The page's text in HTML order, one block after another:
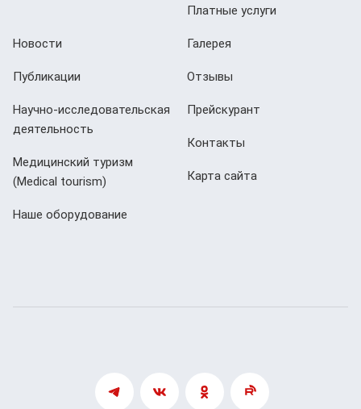
Платные услуги
Новости
Публикации
Научно-исследовательская
деятельность
Медицинский туризм
(Мedical tourism)
Наше оборудование
Галерея
Отзывы
Прейскурант
Контакты
Карта сайта